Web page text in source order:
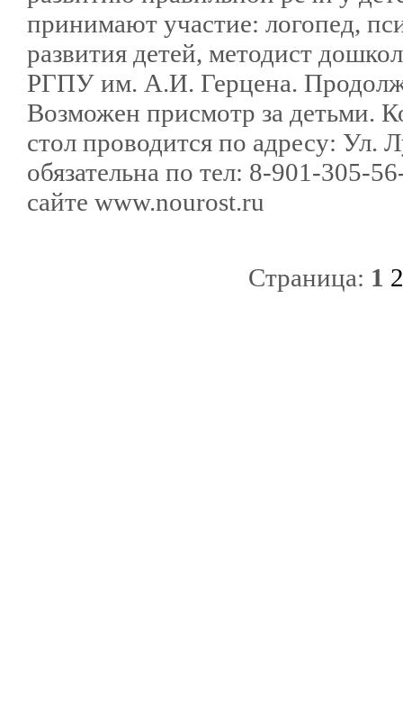
принимают участие: логопед,
развития детей, методист
РГПУ им. А.И. Герцена.
Возможен присмотр за детьми.
стол проводится по адресу: Ул.
обязательна по тел: 8-901-305-
сайте www.nourost.ru
Страница: 1 2